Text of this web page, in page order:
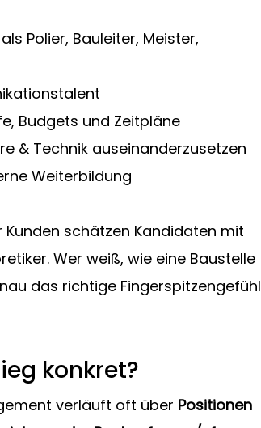
Polier, Bauleiter, Meister,
Budgets und Zeitpläne
& Technik auseinanderzusetzen
Weiterbildung
schätzen Kandidaten mit
Wer weiß, wie eine Baustelle
das richtige Fingerspitzengefühl
konkret?
verläuft oft über Positionen